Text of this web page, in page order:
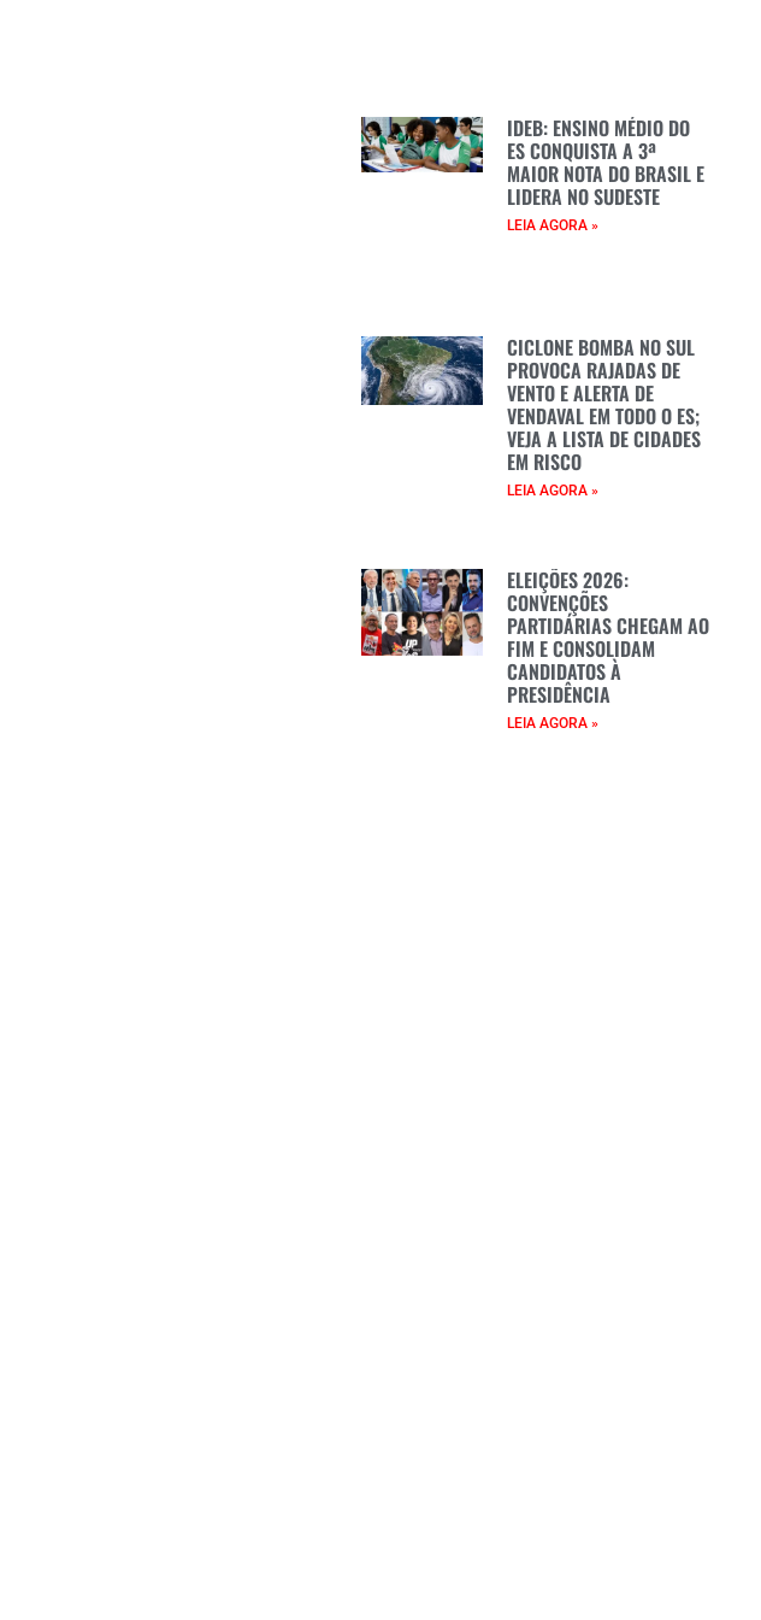
IDEB: ENSINO MÉDIO DO
ES CONQUISTA A 3ª
MAIOR NOTA DO BRASIL E
LIDERA NO SUDESTE
LEIA AGORA »
CICLONE BOMBA NO SUL
PROVOCA RAJADAS DE
VENTO E ALERTA DE
VENDAVAL EM TODO O ES;
VEJA A LISTA DE CIDADES
EM RISCO
LEIA AGORA »
ELEIÇÕES 2026:
CONVENÇÕES
PARTIDÁRIAS CHEGAM AO
FIM E CONSOLIDAM
CANDIDATOS À
PRESIDÊNCIA
LEIA AGORA »